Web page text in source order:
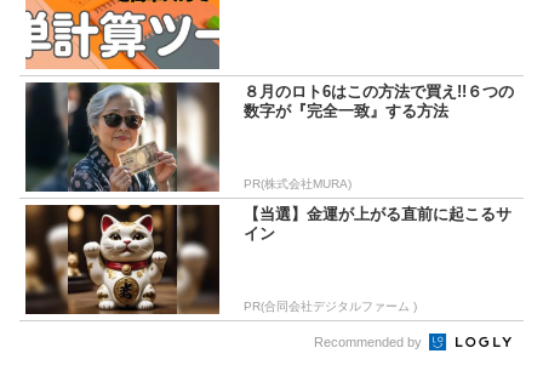
８月のロト6はこの方法で買え!!６つの
数字が『完全一致』する方法
PR(株式会社MURA)
【当選】金運が上がる直前に起こるサ
イン
PR(合同会社デジタルファーム )
Recommended by